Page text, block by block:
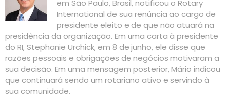
em São Paulo, Brasil, notificou o Rotary
International de sua renúncia ao cargo de
presidente eleito e de que não atuará na
presidência da organização. Em uma carta à presidente
do RI, Stephanie Urchick, em 8 de junho, ele disse que
razões pessoais e obrigações de negócios motivaram a
sua decisão. Em uma mensagem posterior, Mário indicou
que continuará sendo um rotariano ativo e servindo à
sua comunidade.